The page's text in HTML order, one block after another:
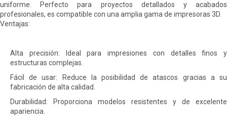
uniforme. Perfecto para proyectos detallados y acabados
profesionales, es compatible con una amplia gama de impresoras 3D.
Ventajas:
Alta precisión: Ideal para impresiones con detalles finos y
estructuras complejas.
Fácil de usar: Reduce la posibilidad de atascos gracias a su
fabricación de alta calidad.
Durabilidad: Proporciona modelos resistentes y de excelente
apariencia.